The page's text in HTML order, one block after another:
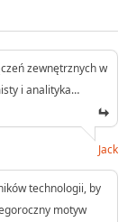
zewnętrznych w
i analityka…
Jack
technologii, by
motyw